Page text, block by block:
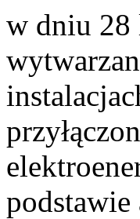
w dniu 28